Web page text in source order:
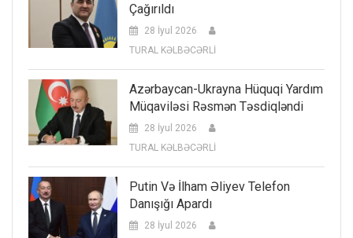
Çağırıldı
28 İyul 2026
TURAL KƏLBƏCƏRLİ
Azərbaycan-Ukrayna Hüquqi Yardım
Müqaviləsi Rəsmən Təsdiqləndi
28 İyul 2026
TURAL KƏLBƏCƏRLİ
Putin Və İlham Əliyev Telefon
Danışığı Apardı
28 İyul 2026